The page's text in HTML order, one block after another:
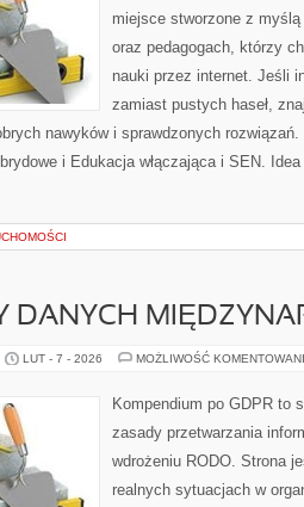
miejsce stworzone z
oraz pedagogach, którzy
nauki przez internet. Jeśli
zamiast pustych haseł,
nawyków i sprawdzonych
i Edukacja włączająca i SEN.
DANYCH
LUT - 7 - 2026 MOŻLIWOŚĆ
Kompendium po GDPR to
zasady przetwarzania
wdrożeniu RODO. Strona
realnych sytuacjach w